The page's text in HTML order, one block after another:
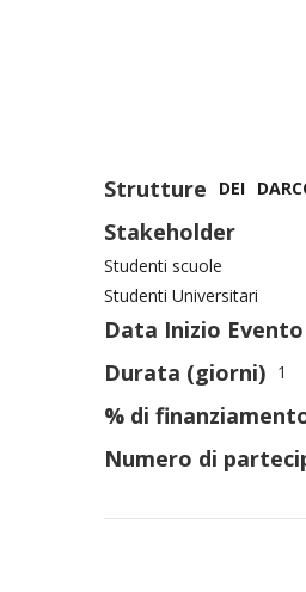
Strutture DEI
Stakeholder
Studenti scuole
Studenti Universitari
Data Inizio Evento
Durata (giorni) 1
% di
Numero di